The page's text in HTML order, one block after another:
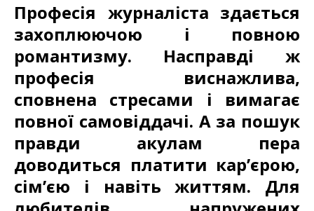
Професія журналіста здається
захоплюючою і повною
романтизму. Насправді ж
професія виснажлива,
сповнена стресами і вимагає
повної самовіддачі. А за пошук
правди акулам пера
доводиться платити кар’єрою,
сім’єю і навіть життям. Для